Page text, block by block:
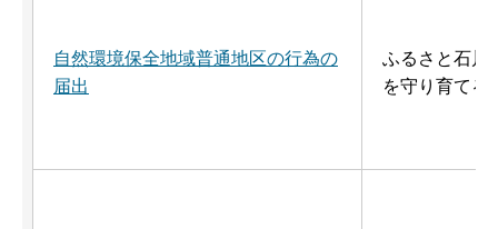
自然環境保全地域普通地区の行為の
届出
ふるさと石川
を守り育てる